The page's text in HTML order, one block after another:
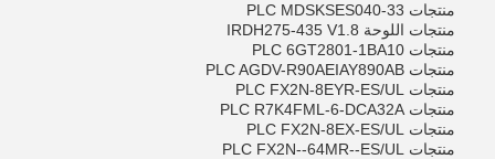
منتجات PLC MDSKSES040-33
منتجات اللوحة IRDH275-435 V1.8
منتجات PLC 6GT2801-1BA10
منتجات PLC AGDV-R90AEIAY890AB
منتجات PLC FX2N-8EYR-ES/UL
منتجات PLC R7K4FML-6-DCA32A
منتجات PLC FX2N-8EX-ES/UL
منتجات PLC FX2N--64MR--ES/UL